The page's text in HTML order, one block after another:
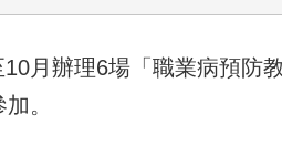
10月辦理6場「職業病預防
。